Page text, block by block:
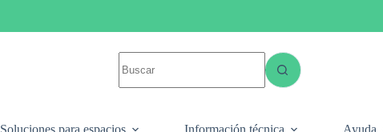
Soluciones para espacios Información técnica Ayuda